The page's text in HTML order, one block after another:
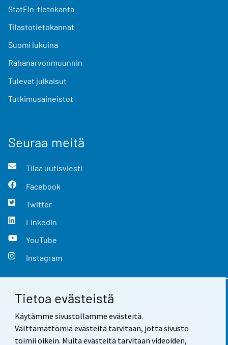
Tietoa evästeistä
Käytämme sivustollamme evästeitä.
Välttämättömiä evästeitä tarvitaan, jotta sivusto
toimii oikein. Muita evästeitä tarvitaan videoiden,
StatFin-tietokanta
Tilastotietokannat
Suomi lukuina
Rahanarvonmuunnin
Tulevat julkaisut
Tutkimusaineistot
Seuraa meitä
Tilaa uutisviesti
Facebook
Twitter
LinkedIn
YouTube
Instagram
Yhteystiedot
Palaute
Käyttöehdot